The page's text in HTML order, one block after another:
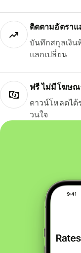
ติดตามอัตราแ
บันทึกสกุลเงิน
แลกเปลี่ยน
ฟรี ไม่มีโฆษณ
ดาวน์โหลดไ
วนใจ